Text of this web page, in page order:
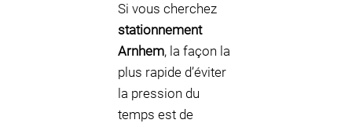
Si vous cherchez
stationnement
Arnhem, la façon la
plus rapide d’éviter
la pression du
temps est de